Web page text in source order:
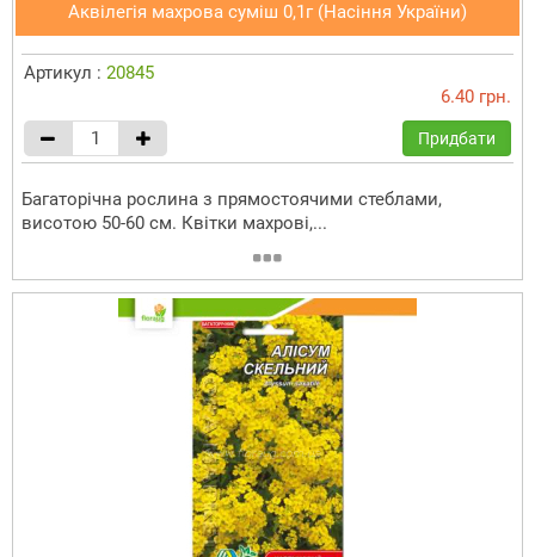
Аквілегія махрова суміш 0,1г (Насіння України)
Артикул : 20845
6.40 грн.
Придбати
Багаторічна рослина з прямостоячими стеблами,
висотою 50-60 см. Квітки махрові,...